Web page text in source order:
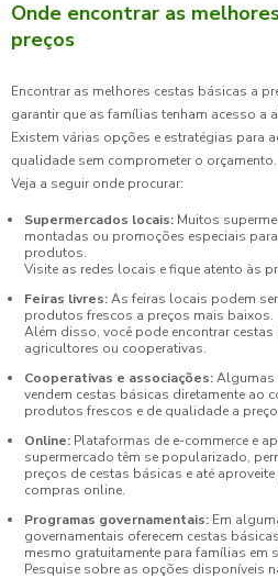
Onde encontrar as
preços
Encontrar as melhores cestas básicas a
garantir que as famílias tenham acesso a
Existem várias opções e estratégias para
qualidade sem comprometer o orçamento.
Veja a seguir onde procurar:
Supermercados locais: Muitos
montadas ou promoções especiais
produtos.
Visite as redes locais e fique atento às
Feiras livres:As feiras locais podem
produtos frescos a preços mais baixos.
Além disso, você pode encontrar
agricultores ou cooperativas.
Cooperativas e associações:Algumas
vendem cestas básicas diretamente ao
produtos frescos e de qualidade a
Online: Plataformas de e-commerce e
supermercado têm se popularizado,
preços de cestas básicas e até
compras online.
Programas governamentais: Em
governamentais oferecem cestas
mesmo gratuitamente para famílias em
Pesquise sobre as opções disponíveis